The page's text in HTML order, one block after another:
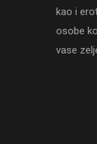
kao i
osobe
vase